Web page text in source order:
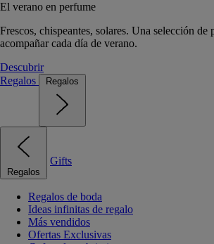
El verano en perfume
Frescos, chispeantes, solares. Una selección de
acompañar cada día de verano.
Descubrir
Regalos
Regalos
Regalos
Gifts
Regalos de boda
Ideas infinitas de regalo
Más vendidos
Ofertas Exclusivas